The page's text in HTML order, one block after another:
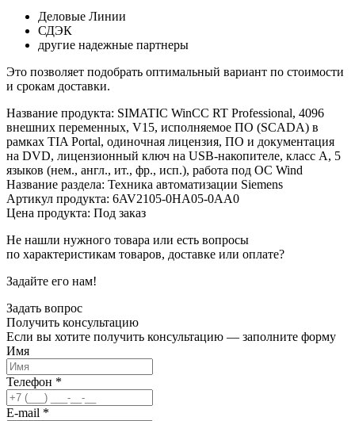
Деловые Линии
СДЭК
другие надежные партнеры
Это позволяет подобрать оптимальный вариант по стоимости
и срокам доставки.
Название продукта: SIMATIC WinCC RT Professional, 4096
внешних переменных, V15, исполняемое ПО (SCADA) в
рамках TIA Portal, одиночная лицензия, ПО и документация
на DVD, лицензионный ключ на USB-накопителе, класс A, 5
языков (нем., англ., ит., фр., исп.), работа под ОС Wind
Название раздела: Техника автоматизации Siemens
Артикул продукта: 6AV2105-0HA05-0AA0
Цена продукта: Под заказ
Не нашли нужного товара или есть вопросы
по характеристикам товаров, доставке или оплате?
Задайте его нам!
Задать вопрос
Получить консультацию
Если вы хотите получить консультацию — заполните форму
Имя
Телефон *
E-mail *